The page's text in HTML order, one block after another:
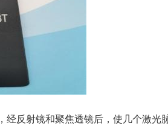
经反射镜和聚焦透镜后，使几个激